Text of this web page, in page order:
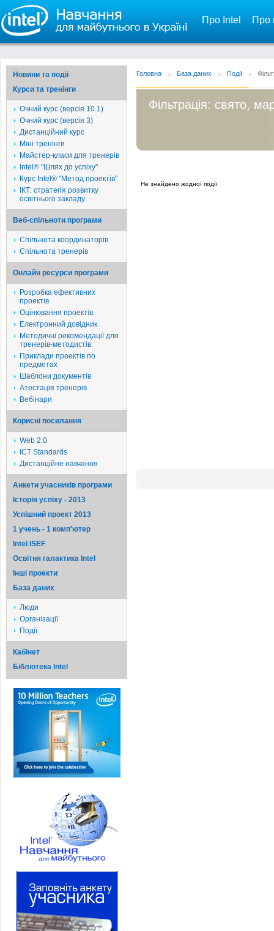
Про Intel Про
Новини та події
Курси та тренінги
Очний курс (версія 10.1)
Очний курс (версія 3)
Дистанційний курс
Міні тренінги
Майстер-класи для тренерів
Intel® "Шлях до успіху"
Курс Intel® "Метод проектів"
ІКТ: стратегія розвитку
освітнього закладу
Веб-спільноти програми
Спільнота координаторів
Спільнота тренерів
Онлайн ресурси програми
Розробка ефективних
проектів
Оцінювання проектів
Електронний довідник
Методичні рекомендації для
тренерів-методистів
Приклади проектів по
предметах
Шаблони документів
Атестація тренерів
Вебінари
Корисні посилання
Web 2.0
ICT Standards
Дистанційне навчання
Анкети учасників програми
Історія успіху - 2013
Успішний проект 2013
1 учень - 1 комп'ютер
Intel ISEF
Освітня галактика Intel
Iншi проекти
База даних
Люди
Організації
Події
Кабінет
Бібліотека Intel
Головна База даних Події
Фільтрація: свято,
Не знайдено жодної події